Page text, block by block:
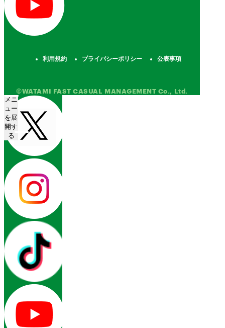
利用規約 プライバシーポリシー 公表事項
©WATAMI FAST CASUAL MANAGEMENT Co., Ltd.
メニ
ュー
を展
開す
る